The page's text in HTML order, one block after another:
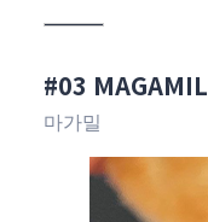
#03 MAGAMIL
마가밀